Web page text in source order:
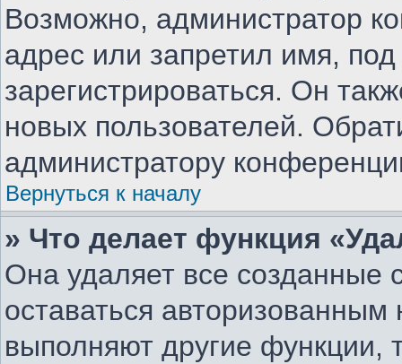
Возможно, администратор
адрес или запретил имя,
зарегистрироваться. Он
новых пользователей.
администратору
Вернуться к началу
» Что делает функция
Она удаляет все созданные
оставаться
выполняют другие функции,